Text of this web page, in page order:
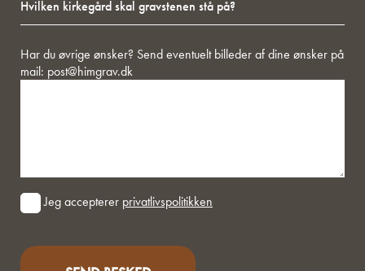
dekoration
stenen?
kirkegård
skal
gravstenen
stå
på?
Besked
Har du øvrige ønsker? Send eventuelt billeder af dine ønsker på
mail: post@himgrav.dk
ConsentJeg accepterer privatlivspolitikken